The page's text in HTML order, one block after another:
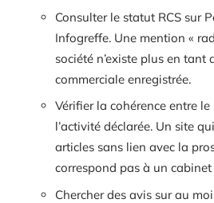
Consulter le statut RCS sur
Infogreffe. Une mention «
société n’existe plus en tant
commerciale enregistrée.
Vérifier la cohérence entre
l’activité déclarée. Un site
articles sans lien avec la
correspond pas à un
Chercher des avis sur au